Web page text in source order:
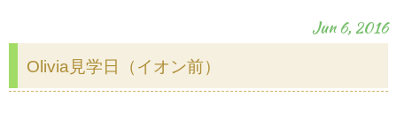
Jun 6, 2016
Olivia見学日（イオン前）